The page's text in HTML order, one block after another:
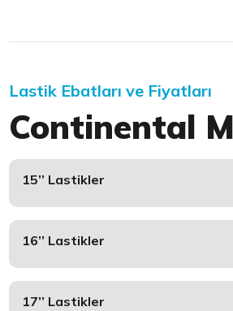
Lastik Ebatları ve Fiyatları
Continental
15’’ Lastikler
16’’ Lastikler
17’’ Lastikler